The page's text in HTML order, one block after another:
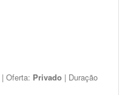
| Oferta: Privado | Duração